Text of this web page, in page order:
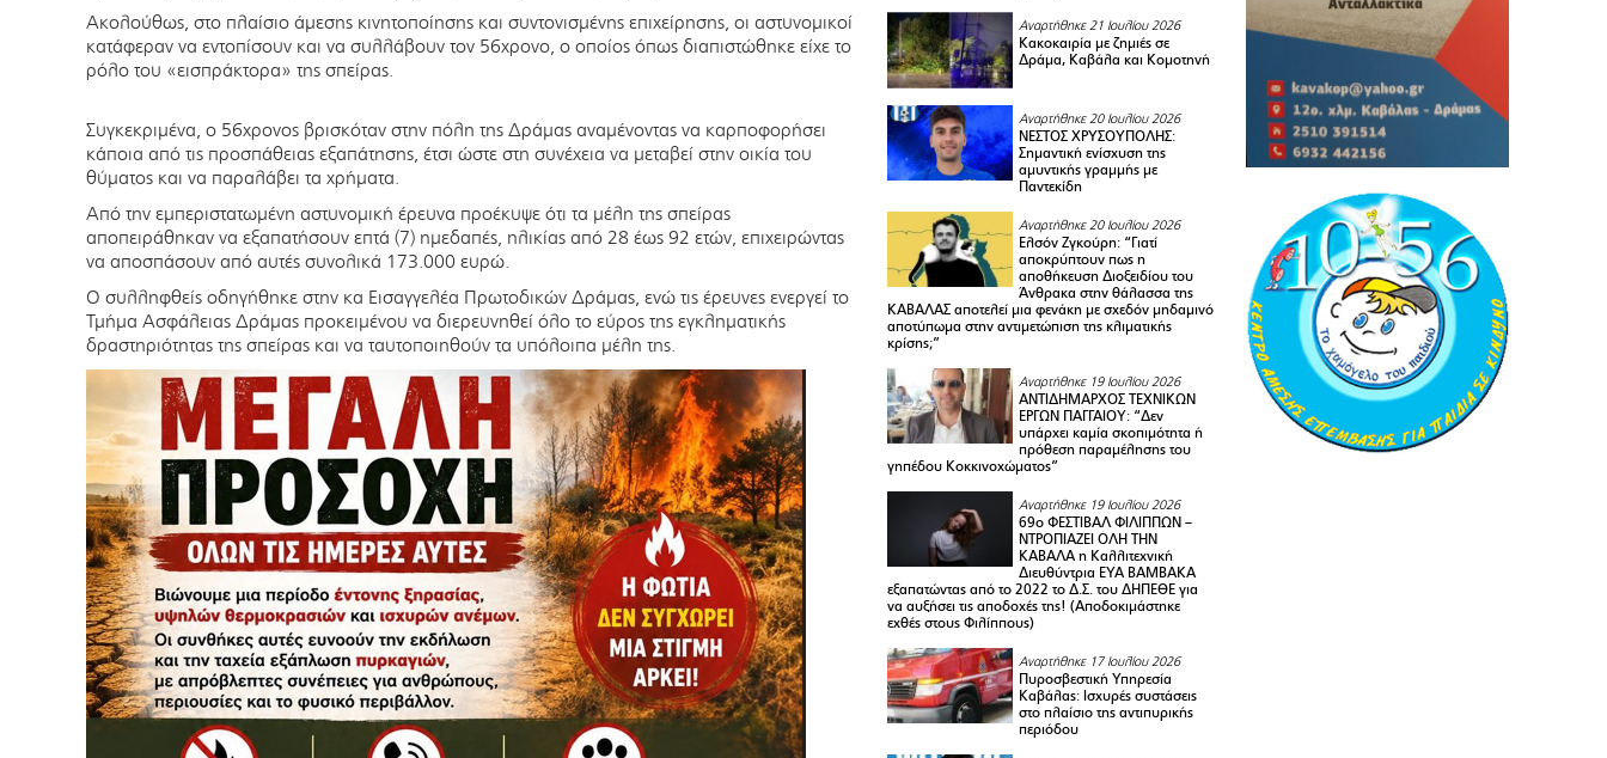
Ακολούθως, στο πλαίσιο άμεσης κινητοποίησης και συντονισμένης επιχείρησης, οι αστυνομικοί
κατάφεραν να εντοπίσουν και να συλλάβουν τον 56χρονο, ο οποίος όπως διαπιστώθηκε είχε το
ρόλο του «εισπράκτορα» της σπείρας.
Συγκεκριμένα, ο 56χρονος βρισκόταν στην πόλη της Δράμας αναμένοντας να καρποφορήσει
κάποια από τις προσπάθειας εξαπάτησης, έτσι ώστε στη συνέχεια να μεταβεί στην οικία του
θύματος και να παραλάβει τα χρήματα.
Από την εμπεριστατωμένη αστυνομική έρευνα προέκυψε ότι τα μέλη της σπείρας
αποπειράθηκαν να εξαπατήσουν επτά (7) ημεδαπές, ηλικίας από 28 έως 92 ετών, επιχειρώντας
να αποσπάσουν από αυτές συνολικά 173.000 ευρώ.
Ο συλληφθείς οδηγήθηκε στην κα Εισαγγελέα Πρωτοδικών Δράμας, ενώ τις έρευνες ενεργεί το
Τμήμα Ασφάλειας Δράμας προκειμένου να διερευνηθεί όλο το εύρος της εγκληματικής
δραστηριότητας της σπείρας και να ταυτοποιηθούν τα υπόλοιπα μέλη της.
Αναρτήθηκε 21 Ιουλίου 2026
Κακοκαιρία με ζημιές σε
Δράμα, Καβάλα και Κομοτηνή
Αναρτήθηκε 20 Ιουλίου 2026
ΝΕΣΤΟΣ ΧΡΥΣΟΥΠΟΛΗΣ:
Σημαντική ενίσχυση της
αμυντικής γραμμής με
Παντεκίδη
Αναρτήθηκε 20 Ιουλίου 2026
Ελσόν Ζγκούρη: “Γιατί
αποκρύπτουν πως η
αποθήκευση Διοξειδίου του
Άνθρακα στην θάλασσα της
ΚΑΒΑΛΑΣ αποτελεί μια φενάκη με σχεδόν μηδαμινό
αποτύπωμα στην αντιμετώπιση της κλιματικής
κρίσης;”
Αναρτήθηκε 19 Ιουλίου 2026
ΑΝΤΙΔΗΜΑΡΧΟΣ ΤΕΧΝΙΚΩΝ
ΕΡΓΩΝ ΠΑΓΓΑΙΟΥ: “Δεν
υπάρχει καμία σκοπιμότητα ή
πρόθεση παραμέλησης του
γηπέδου Κοκκινοχώματος”
Αναρτήθηκε 19 Ιουλίου 2026
69ο ΦΕΣΤΙΒΑΛ ΦΙΛΙΠΠΩΝ –
ΝΤΡΟΠΙΑΖΕΙ ΟΛΗ ΤΗΝ
ΚΑΒΑΛΑ η Καλλιτεχνική
Διευθύντρια ΕΥΑ ΒΑΜΒΑΚΑ
εξαπατώντας από το 2022 το Δ.Σ. του ΔΗΠΕΘΕ για
να αυξήσει τις αποδοχές της! (Αποδοκιμάστηκε
εχθές στους Φιλίππους)
Αναρτήθηκε 17 Ιουλίου 2026
Πυροσβεστική Υπηρεσία
Καβάλας: Ισχυρές συστάσεις
στο πλαίσιο της αντιπυρικής
περιόδου